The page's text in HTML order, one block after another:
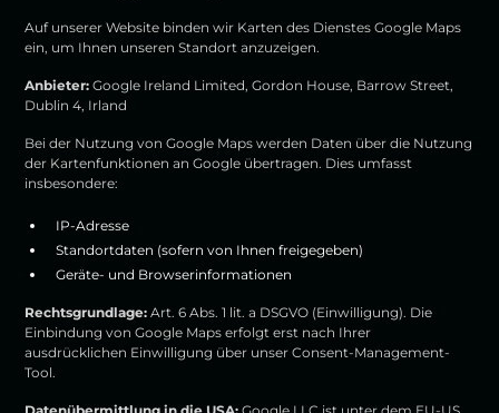
Auf unserer Website binden wir Karten des Dienstes Google Maps
ein, um Ihnen unseren Standort anzuzeigen.
Anbieter: Google Ireland Limited, Gordon House, Barrow Street,
Dublin 4, Irland
Bei der Nutzung von Google Maps werden Daten über die Nutzung
der Kartenfunktionen an Google übertragen. Dies umfasst
insbesondere:
IP-Adresse
Standortdaten (sofern von Ihnen freigegeben)
Geräte- und Browserinformationen
Rechtsgrundlage: Art. 6 Abs. 1 lit. a DSGVO (Einwilligung). Die
Einbindung von Google Maps erfolgt erst nach Ihrer
ausdrücklichen Einwilligung über unser Consent-Management-
Tool.